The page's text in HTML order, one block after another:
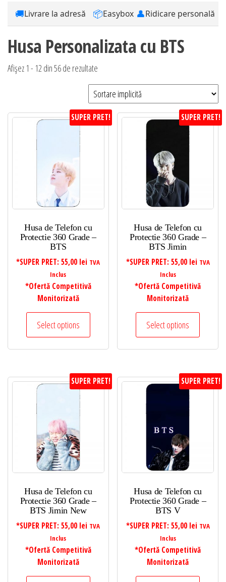
🚚Livrare la adresă 📦Easybox 👤Ridicare personală
Husa Personalizata cu BTS
Afișez 1 - 12 din 56 de rezultate
SUPER PRET!
Husa de Telefon cu
Protectie 360 Grade –
BTS
*SUPER PRET:55,00 lei TVA
Inclus
*Ofertă Competitivă
Monitorizată
Select options
SUPER PRET!
Husa de Telefon cu
Protectie 360 Grade –
BTS Jimin
*SUPER PRET: 55,00 lei TVA
Inclus
*Ofertă Competitivă
Monitorizată
Select options
SUPER PRET!
Husa de Telefon cu
Protectie 360 Grade –
BTS Jimin New
*SUPER PRET:55,00 lei TVA
Inclus
*Ofertă Competitivă
Monitorizată
SUPER PRET!
Husa de Telefon cu
Protectie 360 Grade –
BTS V
*SUPER PRET: 55,00 lei TVA
Inclus
*Ofertă Competitivă
Monitorizată